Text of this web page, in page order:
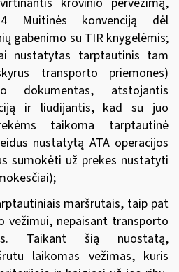
Muitinės konvenciją dėl
gabenimo su TIR knygelėmis;
nustatytas tarptautinis tam
transporto priemones)
dokumentas, atstojantis
ir liudijantis, kad su juo
taikoma tarptautinė
nustatytą ATA operacijos
sumokėti už prekes nustatyti
maršrutais, taip pat
vežimui, nepaisant transporto
Taikant šią nuostatą,
laikomas vežimas, kuris